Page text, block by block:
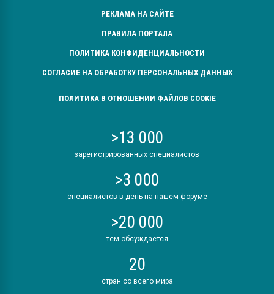
РЕКЛАМА НА САЙТЕ
ПРАВИЛА ПОРТАЛА
ПОЛИТИКА КОНФИДЕНЦИАЛЬНОСТИ
СОГЛАСИЕ НА ОБРАБОТКУ ПЕРСОНАЛЬНЫХ ДАННЫХ
ПОЛИТИКА В ОТНОШЕНИИ ФАЙЛОВ COOKIE
>13 000
зарегистрированных специалистов
>3 000
специалистов в день на нашем форуме
>20 000
тем обсуждается
20
стран со всего мира